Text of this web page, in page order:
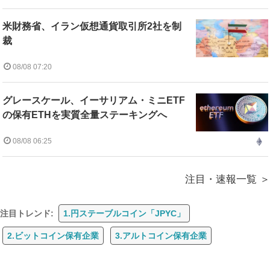
米財務省、イラン仮想通貨取引所2社を制
裁
08/08 07:20
グレースケール、イーサリアム・ミニETF
の保有ETHを実質全量ステーキングへ
08/08 06:25
注目・速報一覧
注目トレンド: 1.円ステーブルコイン「JPYC」
2.ビットコイン保有企業 3.アルトコイン保有企業